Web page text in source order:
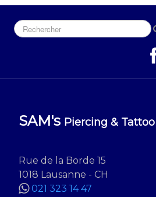
SAM's Piercing & Tattoo
Rue de la Borde 15
1018 Lausanne - CH
021 323 14 47